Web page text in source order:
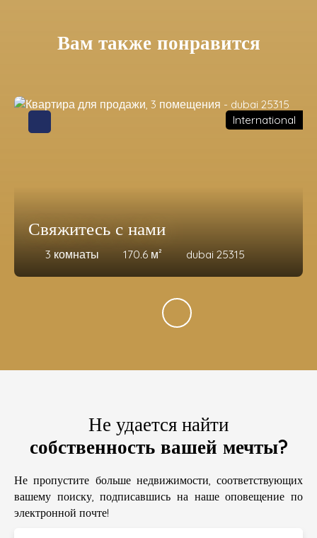
Вам также понравится
Свяжитесь с нами
3 комнаты 170.6 м² dubai 25315
International
Не удается найти
собственность вашей мечты?
Не пропустите больше недвижимости, соответствующих
вашему поиску, подписавшись на наше оповещение по
электронной почте!